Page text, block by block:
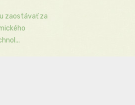
zaostávať za